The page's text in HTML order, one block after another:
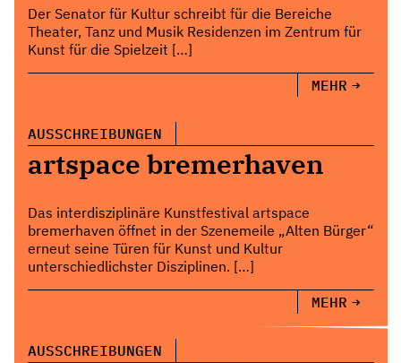
Der Senator für Kultur schreibt für die Bereiche
Theater, Tanz und Musik Residenzen im Zentrum für
Kunst für die Spielzeit […]
MEHR
AUSSCHREIBUNGEN
artspace bremerhaven
Das interdisziplinäre Kunstfestival artspace
bremerhaven öffnet in der Szenemeile „Alten Bürger“
erneut seine Türen für Kunst und Kultur
unterschiedlichster Disziplinen. […]
MEHR
AUSSCHREIBUNGEN